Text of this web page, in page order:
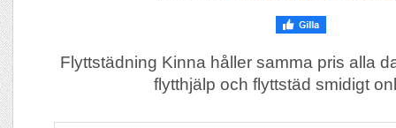
Flyttstädning Kinna håller samma pris alla
flytthjälp och flyttstäd smidigt